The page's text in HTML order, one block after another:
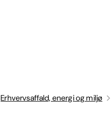
Erhvervsaffald, energi og miljø